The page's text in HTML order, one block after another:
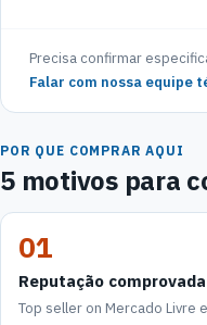
Precisa confirmar
Falar com nossa equipe
POR QUE COMPRAR AQUI
5 motivos para
01
Reputação comprovada
Top seller on Mercado Livre